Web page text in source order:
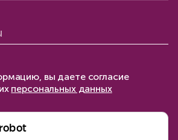
вы даете согласие
персональных данных